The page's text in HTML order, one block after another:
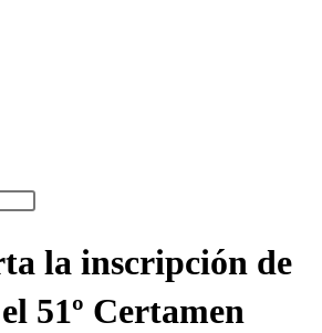
la inscripción de
51º Certamen